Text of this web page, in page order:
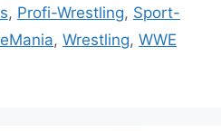
, Profi-Wrestling, Sport-
, Wrestling, WWE